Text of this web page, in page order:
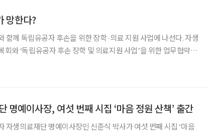
망한다?
께 독립유공자 후손을 위한 장학·의료 지원 사업에 나선다. 자생
회와 ‘독립유공자 후손 장학 및 의료지원 사업’을 위한 업무협약
명예이사장, 여섯 번째 시집 ‘마음 정원 산책’ 출간
자생의료재단 명예이사장인 신준식 박사가 여섯 번째 시집 ‘마음